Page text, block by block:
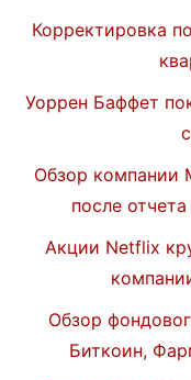
Корректировка
Уоррен Баффет
Обзор компании
после
Акции Netflix
Обзор
Биткоин,